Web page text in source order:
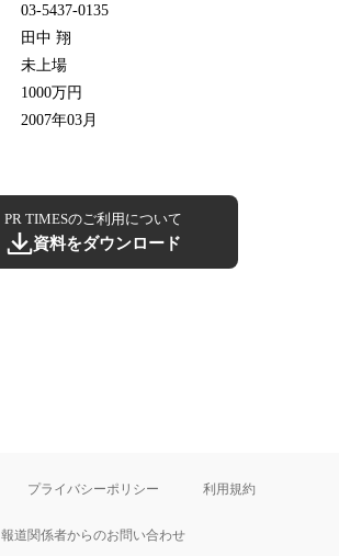
03-5437-0135
田中 翔
未上場
1000万円
2007年03月
PR TIMESのご利用について
資料をダウンロード
プライバシーポリシー 利用規約
報道関係者からのお問い合わせ